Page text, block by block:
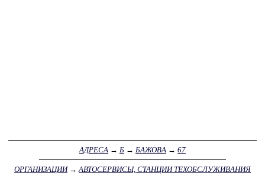
АДРЕСА → Б → БАЖОВА → 67
ОРГАНИЗАЦИИ→АВТОСЕРВИСЫ, СТАНЦИИ ТЕХОБСЛУЖИВАНИЯ